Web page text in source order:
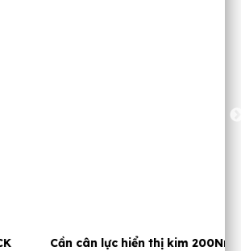
thị kim 200Nm Kanon N200TOK-G